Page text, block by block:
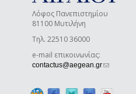
Λόφος Πανεπιστημίου
81100 Μυτιλήνη
Τηλ. 22510 36000
e-mail επικοινωνίας:
contactus@aegean.gr(link